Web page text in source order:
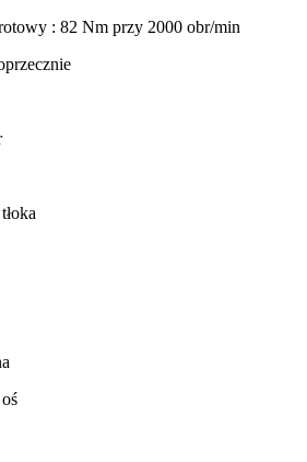
: 82 Nm przy 2000 obr/min